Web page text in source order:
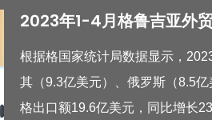
2023年1-4月格鲁吉亚外
根据格国家统计局数据显示，
其（9.3亿美元）、俄罗斯（8.5
格出口额19.6亿美元，同比增长